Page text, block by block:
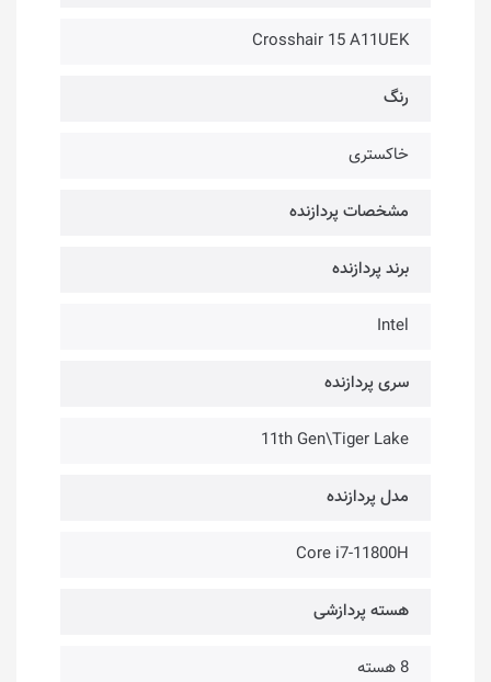
Crosshair 15 A11UEK
رنگ
خاکستری
مشخصات پردازنده
برند پردازنده
Intel
سری پردازنده
11th Gen\Tiger Lake
مدل پردازنده
Core i7-11800H
هسته پردازشی
8 هسته